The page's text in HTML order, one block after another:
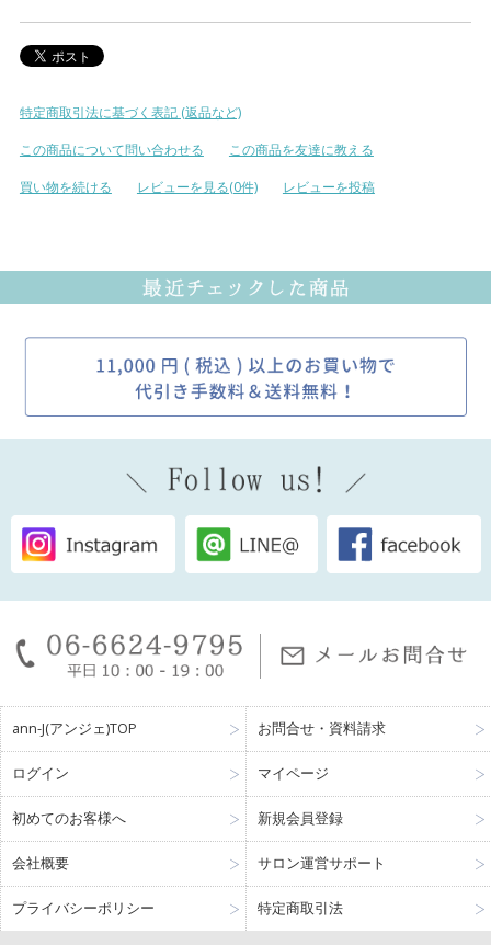
特定商取引法に基づく表記 (返品など)
この商品について問い合わせる
この商品を友達に教える
買い物を続ける
レビューを見る(0件) レビューを投稿
ann-J(アンジェ)TOP お問合せ・資料請求
ログイン マイページ
初めてのお客様へ 新規会員登録
会社概要 サロン運営サポート
プライバシーポリシー 特定商取引法